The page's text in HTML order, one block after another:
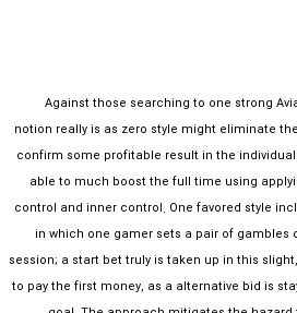
Against those searching to one strong
notion really is as zero style might eliminate
confirm some profitable result in the
able to much boost the full time using
control and inner control. One favored style
in which one gamer sets a pair of gambles
session; a start bet truly is taken up in this
to pay the first money, as a alternative bid is